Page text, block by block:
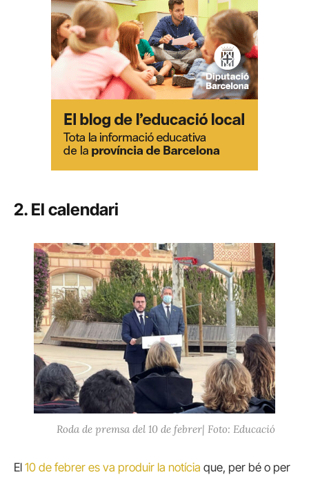
2. El calendari
Roda de premsa del 10 de febrer| Foto: Educació
El 10 de febrer es va produir la notícia que, per bé o per